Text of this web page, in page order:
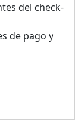
del check-
de pago y